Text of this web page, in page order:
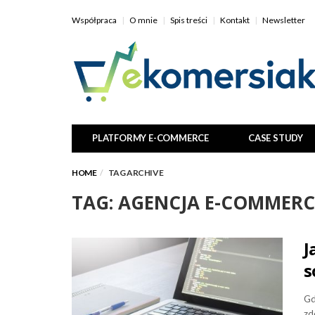
Współpraca O mnie Spis treści Kontakt Newsletter
PLATFORMY E-COMMERCE CASE STUDY
HOME TAG ARCHIVE
TAG: AGENCJA E-